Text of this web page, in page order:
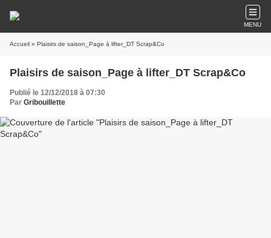
MENU
Accueil » Plaisirs de saison_Page à lifter_DT Scrap&Co
Plaisirs de saison_Page à lifter_DT Scrap&Co
Publié le 12/12/2018 à 07:30
Par Gribouillette